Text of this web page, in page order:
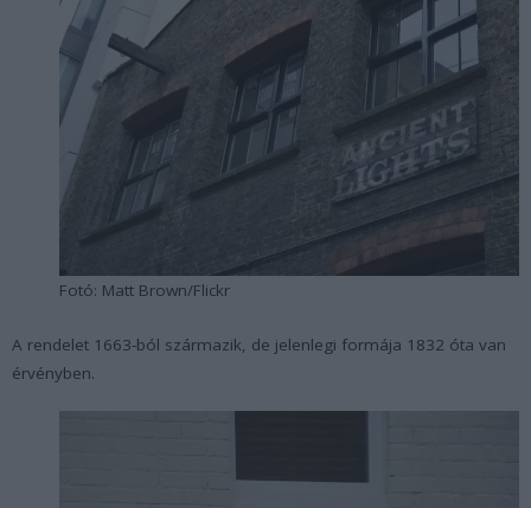
Fotó: Matt Brown/Flickr
A rendelet 1663-ból származik, de jelenlegi formája 1832 óta van
érvényben.